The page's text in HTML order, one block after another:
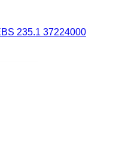
235.1 37224000